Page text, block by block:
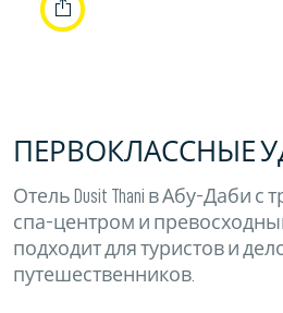
ПЕРВОКЛАССНЫЕ
Отель Dusit Thani в Абу-Даби
спа-центром и
подходит для туристов и
путешественников.